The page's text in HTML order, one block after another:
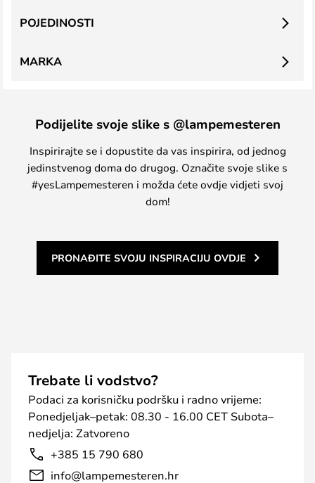
POJEDINOSTI
MARKA
Podijelite svoje slike s @lampemesteren
Inspirirajte se i dopustite da vas inspirira, od jednog
jedinstvenog doma do drugog. Označite svoje slike s
#yesLampemesteren i možda ćete ovdje vidjeti svoj
dom!
PRONAĐITE SVOJU INSPIRACIJU OVDJE
Trebate li vodstvo?
Podaci za korisničku podršku i radno vrijeme:
Ponedjeljak–petak: 08.30 - 16.00 CET Subota–
nedjelja: Zatvoreno
+385 15 790 680
info@lampemesteren.hr